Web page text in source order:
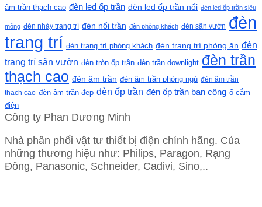
âm trần thạch cao đèn led ốp trần đèn led ốp trần nổi đèn led ốp trần siêu
mỏng đèn nháy trang trí đèn nổi trần đèn phòng khách đèn sân vườn đèn
trang trí đèn trang trí phòng khách đèn trang trí phòng ăn đèn
trang trí sân vườn đèn tròn ốp trần đèn trần downlight đèn trần
thạch cao đèn âm trần đèn âm trần phòng ngủ đèn âm trần
thạch cao đèn âm trần đẹp đèn ốp trần đèn ốp trần ban công ổ cắm
điện
Công ty Phan Dương Minh
Nhà phân phối vật tư thiết bị điện chính hãng. Của
những thương hiệu như: Philips, Paragon, Rạng
Đông, Panasonic, Schneider, Cadivi, Sino,..